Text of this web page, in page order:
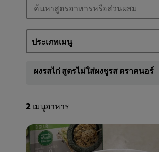
ผงรสไก่ สูตรไม่ใส่ผงชูรส ตราคนอร์
2เมนูอาหาร